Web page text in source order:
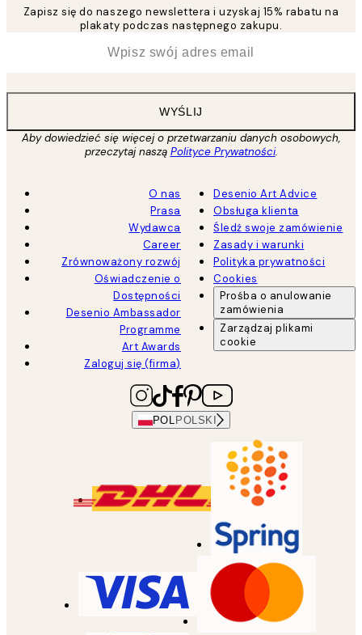
Zapisz się do naszego newslettera i uzyskaj 15% rabatu na
plakaty podczas następnego zakupu.
WYŚLIJ
Aby dowiedzieć się więcej o przetwarzaniu danych osobowych,
przeczytaj naszą Polityce Prywatności.
O nas
Prasa
Wydawca
Career
Zrównoważony rozwój
Oświadczenie o
Dostępności
Desenio Ambassador
Programme
Art Awards
Zaloguj się (firma)
Desenio Art Advice
Obsługa klienta
Śledź swoje zamówienie
Zasady i warunki
Polityka prywatności
Cookies
Prośba o anulowanie
zamówienia
Zarządzaj plikami
cookie
POL POLSKI